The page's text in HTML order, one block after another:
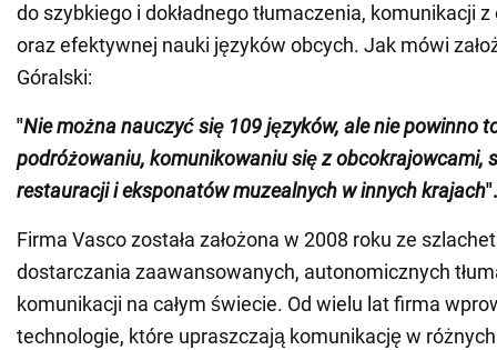
do szybkiego i dokładnego tłumaczenia, komunikacji
oraz efektywnej nauki języków obcych. Jak mówi
Góralski:
"Nie można nauczyć się 109 języków, ale nie powinno
podróżowaniu, komunikowaniu się z obcokrajowcami,
restauracji i eksponatów muzealnych w innych krajach".
Firma Vasco została założona w 2008 roku ze
dostarczania zaawansowanych, autonomicznych
komunikacji na całym świecie. Od wielu lat firma
technologie, które upraszczają komunikację w